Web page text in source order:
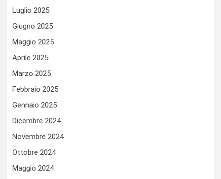
Luglio 2025
Giugno 2025
Maggio 2025
Aprile 2025
Marzo 2025
Febbraio 2025
Gennaio 2025
Dicembre 2024
Novembre 2024
Ottobre 2024
Maggio 2024